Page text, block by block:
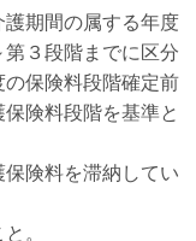
期間の属する年度
３段階までに区分
保険料段階確定前
険料段階を基準と
険料を滞納してい
。